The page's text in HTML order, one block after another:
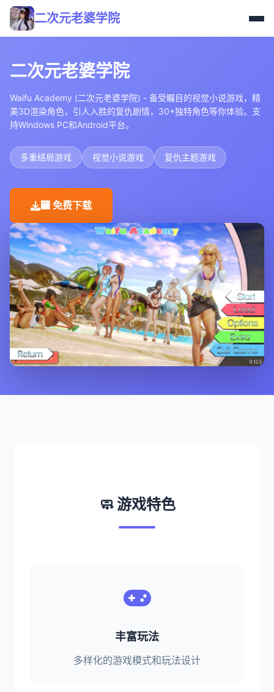
二次元老婆学院
二次元老婆学院
Waifu Academy (二次元老婆学院) - 备受瞩目的视觉小说游戏，精
美3D渲染角色，引人入胜的复仇剧情，30+独特角色等你体验。支
持Windows PC和Android平台。
多重结局游戏 视觉小说游戏 复仇主题游戏
🏧 免费下载
🧼 游戏特色
丰富玩法
多样化的游戏模式和玩法设计